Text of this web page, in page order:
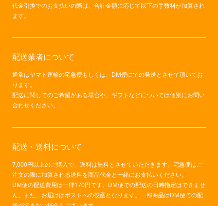
代金引換でのお支払いの際は、合計金額に応じて以下の手数料が加算され
ます。
配送業者について
通常はヤマト運輸の宅急便もしくは、DM便にての発送とさせて頂いてお
ります。
配送に関してのご希望がある場合や、ギフトなどについては個別にお問い
合わせください。
配送・送料について
7,000円以上のご購入で、送料は無料とさせていただきます。宅急便はご
注文の際に加算される送料を商品代金と一緒にお支払いください。
DM便の配送費用は一律170円です。DM便での配送の日時指定はできませ
ん。また、お届けはポストへの投函となります。一部商品はDM便での配